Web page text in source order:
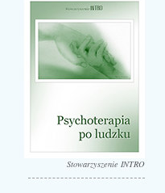
Stowarzyszenie INTRO